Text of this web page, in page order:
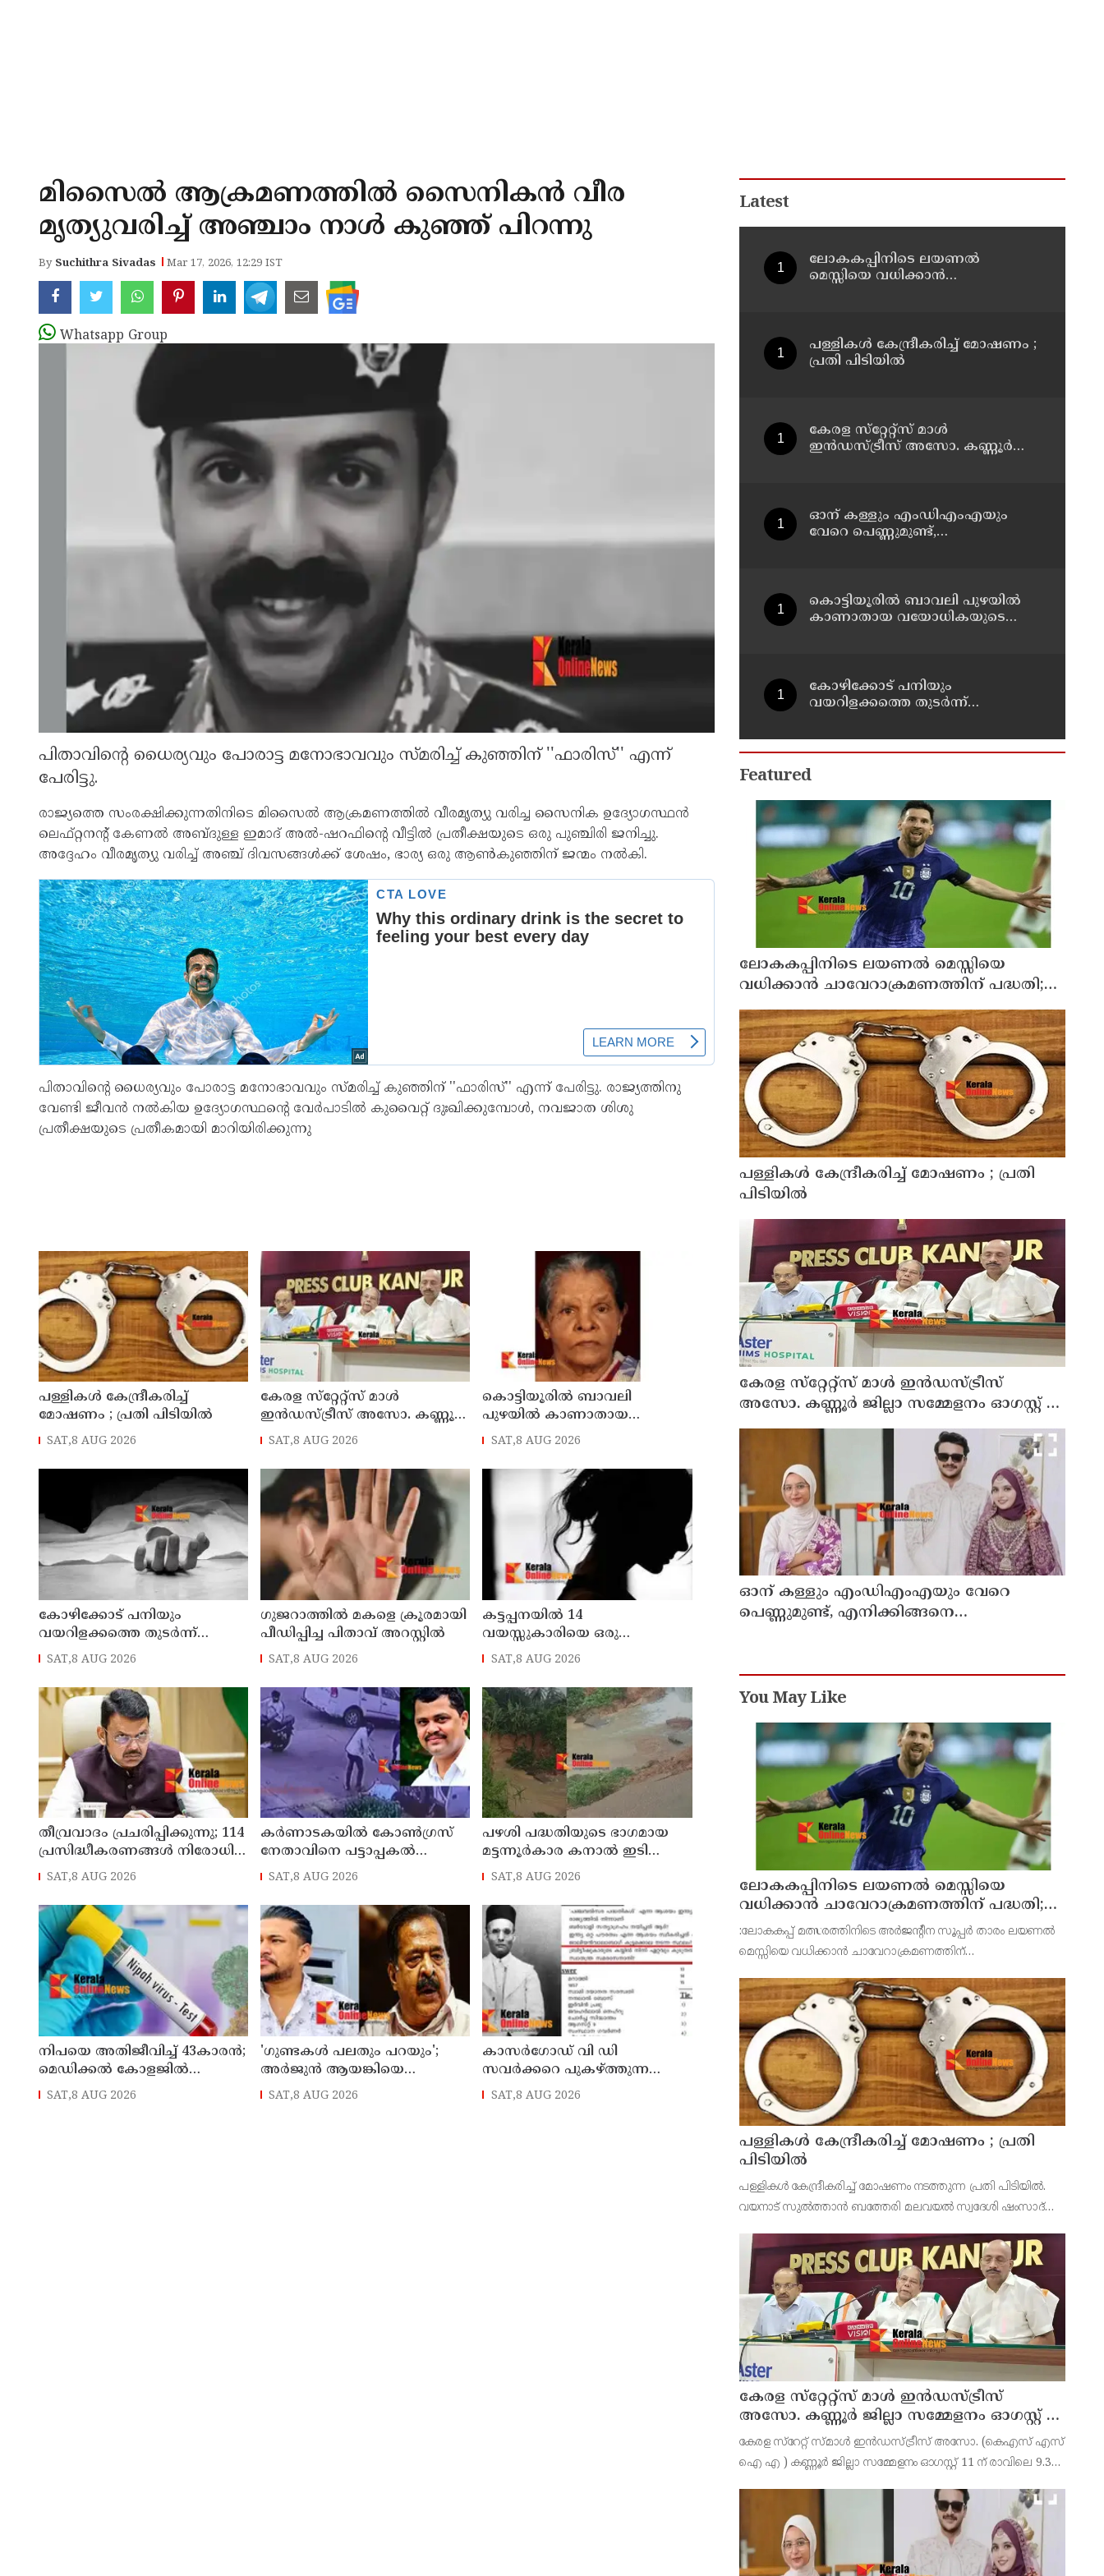
മിസൈല്‍ ആക്രമണത്തില്‍ സൈനികന്‍ വീര
മൃത്യുവരിച്ച് അഞ്ചാം നാള്‍ കുഞ്ഞ് പിറന്നു
By Suchithra Sivadas Mar 17, 2026, 12:29 IST
Whatsapp Group
പിതാവിന്റെ ധൈര്യവും പോരാട്ട മനോഭാവവും സ്മരിച്ച് കുഞ്ഞിന് ''ഫാരിസ്'' എന്ന്
പേരിട്ടു.
രാജ്യത്തെ സംരക്ഷിക്കുന്നതിനിടെ മിസൈല്‍ ആക്രമണത്തില്‍ വീരമൃത്യു വരിച്ച സൈനിക ഉദ്യോഗസ്ഥന്‍
ലെഫ്റ്റനന്റ് കേണല്‍ അബ്ദുള്ള ഇമാദ് അല്‍-ഷറഫിന്റെ വീട്ടില്‍ പ്രതീക്ഷയുടെ ഒരു പുഞ്ചിരി ജനിച്ചു.
അദ്ദേഹം വീരമൃത്യു വരിച്ച് അഞ്ച് ദിവസങ്ങള്‍ക്ക് ശേഷം, ഭാര്യ ഒരു ആണ്‍കുഞ്ഞിന് ജന്മം നല്‍കി.
പിതാവിന്റെ ധൈര്യവും പോരാട്ട മനോഭാവവും സ്മരിച്ച് കുഞ്ഞിന് ''ഫാരിസ്'' എന്ന് പേരിട്ടു. രാജ്യത്തിനു
വേണ്ടി ജീവന്‍ നല്‍കിയ ഉദ്യോഗസ്ഥന്റെ വേര്‍പാടില്‍ കുവൈറ്റ് ദുഃഖിക്കുമ്പോള്‍, നവജാത ശിശു
പ്രതീക്ഷയുടെ പ്രതീകമായി മാറിയിരിക്കുന്നു
പള്ളികള്‍ കേന്ദ്രീകരിച്ച്
മോഷണം ; പ്രതി പിടിയില്‍
SAT,8 AUG 2026
കേരള സ്‌റ്റേറ്റ്സ് മാൾ
ഇൻഡസ്ട്രീസ് അസോ. കണ്ണൂർ
ജില്ലാ സമ്മേളനം ഓഗസ്റ്റ് 11 ന്
SAT,8 AUG 2026
കൊട്ടിയൂരിൽ ബാവലി
പുഴയിൽ കാണാതായ
വയോധികയുടെ മൃതദേഹം
SAT,8 AUG 2026
കോഴിക്കോട് പനിയും
വയറിളക്കത്തെ തുടര്‍ന്ന്
ചികിത്സയിലായിരുന്ന യുവതി
മരിച്ചു
SAT,8 AUG 2026
ഗുജറാത്തില്‍ മകളെ ക്രൂരമായി
പീഡിപ്പിച്ച പിതാവ് അറസ്റ്റില്‍
SAT,8 AUG 2026
കട്ടപ്പനയില്‍ 14
വയസ്സുകാരിയെ ഒരു
വര്‍ഷത്തോളം ലൈംഗിക
പീഡനത്തിന് ഇരയാക്കി;
രണ്ടാനച്ഛൻ പിടിയില്‍
SAT,8 AUG 2026
തീവ്രവാദം പ്രചരിപ്പിക്കുന്നു; 114
പ്രസിദ്ധീകരണങ്ങൾ നിരോധിച്ച്
മഹാരാഷ്ട്ര
SAT,8 AUG 2026
കർണാടകയിൽ കോൺഗ്രസ്
നേതാവിനെ പട്ടാപ്പകൽ
വെടിവെച്ചു കൊലപ്പെടുത്തി
SAT,8 AUG 2026
പഴശി പദ്ധതിയുടെ ഭാഗമായ
മട്ടന്നൂർകാര കനാൽ ഇടിഞ്ഞു:
തീരത്തെ അഞ്ച് കുടുംബങ്ങളെ
SAT,8 AUG 2026
നിപയെ അതിജീവിച്ച് 43കാരന്‍;
മെഡിക്കല്‍ കോളജില്‍
ചികിത്സയിലായിരുന്ന ഫറോക്ക്
സ്വദേശി വീട്ടിലേക്ക് മടങ്ങി
SAT,8 AUG 2026
'ഗുണ്ടകൾ പലതും പറയും';
അർജുൻ ആയങ്കിയെ
വെടിവെയ്ക്കാൻ നിർദേശം
നൽകിയിട്ടില്ലെന്ന് രമേശ്
SAT,8 AUG 2026
കാസർഗോഡ് വി ഡി
സവർക്കറെ പുകഴ്ത്തുന്ന
ചോദ്യാവലി വിവാദം: പൊതു
വിദ്യാഭ്യാസ ഡയറക്ടറോട്
SAT,8 AUG 2026
Latest
ലോകകപ്പിനിടെ ലയണല്‍
മെസ്സിയെ വധിക്കാൻ
പള്ളികള്‍ കേന്ദ്രീകരിച്ച് മോഷണം ;
പ്രതി പിടിയില്‍
കേരള സ്‌റ്റേറ്റ്സ് മാൾ
ഇൻഡസ്ട്രീസ് അസോ. കണ്ണൂർ
ഓന് കള്ളും എംഡിഎംഎയും
വേറെ പെണ്ണുമുണ്ട്,
വാട്സ്ആപ്പ്ചാറ്റ് പുറത്ത് വന്നു
കൊട്ടിയൂരിൽ ബാവലി പുഴയിൽ
കാണാതായ വയോധികയുടെ
കോഴിക്കോട് പനിയും
വയറിളക്കത്തെ തുടര്‍ന്ന്
മരിച്ചു
Featured
ലോകകപ്പിനിടെ ലയണല്‍ മെസ്സിയെ
വധിക്കാൻ ചാവേറാക്രമണത്തിന് പദ്ധതി;
വൻ സുരക്ഷാ ഭീഷണി പുറത്ത്
പള്ളികള്‍ കേന്ദ്രീകരിച്ച് മോഷണം ; പ്രതി
പിടിയില്‍
കേരള സ്‌റ്റേറ്റ്സ് മാൾ ഇൻഡസ്ട്രീസ്
അസോ. കണ്ണൂർ ജില്ലാ സമ്മേളനം ഓഗസ്റ്റ് 11
ന് കണ്ണൂരിൽ
ഓന് കള്ളും എംഡിഎംഎയും വേറെ
പെണ്ണുമുണ്ട്, എനിക്കിങ്ങനെ
റിസയുടെ സുഹൃത്തിനയച്ച വാട്സ്ആപ്പ്ചാറ്റ്
പുറത്ത് വന്നു
You May Like
ലോകകപ്പിനിടെ ലയണല്‍ മെസ്സിയെ
വധിക്കാൻ ചാവേറാക്രമണത്തിന് പദ്ധതി;
വൻ സുരക്ഷാ ഭീഷണി പുറത്ത്
:ലോകകപ്പ് മത്സരത്തിനിടെ അർജന്റീന സൂപ്പർ താരം ലയണല്‍
മെസ്സിയെ വധിക്കാൻ ചാവേറാക്രമണത്തിന്
ഭീകരാക്രമണ ഭീഷണികളും വ്യക്തിപരമായ വധഭീഷഷണികളും
ഏറ്റവും കൂടു
പള്ളികള്‍ കേന്ദ്രീകരിച്ച് മോഷണം ; പ്രതി
പിടിയില്‍
പള്ളികള്‍ കേന്ദ്രീകരിച്ച് മോഷണം നടത്തുന്ന പ്രതി പിടിയില്‍.
വയനാട് സുല്‍ത്താന്‍ ബത്തേരി മലവയല്‍ സ്വദേശി ഷംസാദ്
പ്രതിയാണെന്നാണ് പൊലീസ് പറയുന്നത്. കോഴിക്
കേരള സ്‌റ്റേറ്റ്സ് മാൾ ഇൻഡസ്ട്രീസ്
അസോ. കണ്ണൂർ ജില്ലാ സമ്മേളനം ഓഗസ്റ്റ് 11
ന് കണ്ണൂരിൽ
കേരള സ്‌റേറ്റ് സ്മാൾ ഇൻഡസ്ട്രീസ് അസോ. (കെഎസ് എസ്
ഐ എ ) കണ്ണൂർ ജില്ലാ സമ്മേളനം ഓഗസ്റ്റ് 11 ന് രാവിലെ 9.30